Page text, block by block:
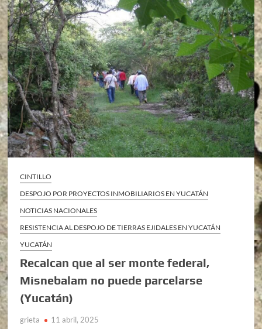
CINTILLO
DESPOJO POR PROYECTOS INMOBILIARIOS EN YUCATÁN
NOTICIAS NACIONALES
RESISTENCIA AL DESPOJO DE TIERRAS EJIDALES EN YUCATÁN
YUCATÁN
Recalcan que al ser monte federal,
Misnebalam no puede parcelarse
(Yucatán)
grieta 11 abril, 2025